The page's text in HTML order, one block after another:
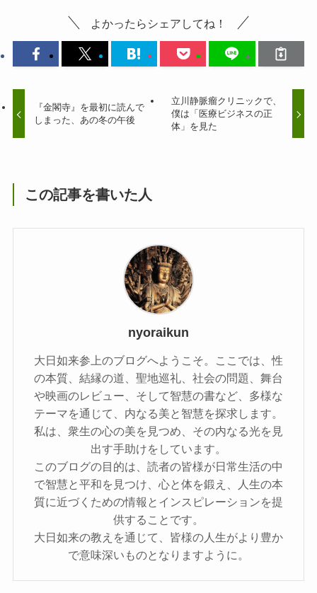
よかったらシェアしてね！
『金閣寺』を最初に読んで
しまった、あの冬の午後
立川静脈瘤クリニックで、
僕は「医療ビジネスの正
体」を見た
この記事を書いた人
nyoraikun
大日如来参上のブログへようこそ。ここでは、性
の本質、結縁の道、聖地巡礼、社会の問題、舞台
や映画のレビュー、そして智慧の書など、多様な
テーマを通じて、内なる美と智慧を探求します。
私は、衆生の心の美を見つめ、その内なる光を見
出す手助けをしています。
このブログの目的は、読者の皆様が日常生活の中
で智慧と平和を見つけ、心と体を鍛え、人生の本
質に近づくための情報とインスピレーションを提
供することです。
大日如来の教えを通じて、皆様の人生がより豊か
で意味深いものとなりますように。